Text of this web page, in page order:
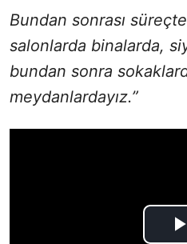
Bundan sonrası
salonlarda binalarda,
bundan sonra
meydanlardayız.”